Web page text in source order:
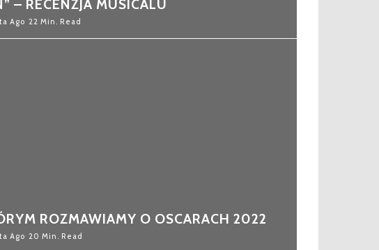
– RECENZJA MUSICALU
Ago 22 Min. Read
ROZMAWIAMY O OSCARACH 2022
Ago 20 Min. Read